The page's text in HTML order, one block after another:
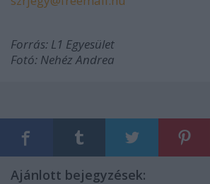
Forrás: L1 Egyesület
Fotó: Nehéz Andrea
Ajánlott bejegyzések: